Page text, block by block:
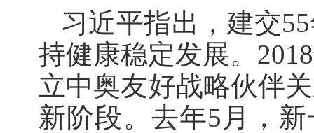
习近平指出，建交
持健康稳定发展。
立中奥友好战略伙伴
新阶段。去年5月，